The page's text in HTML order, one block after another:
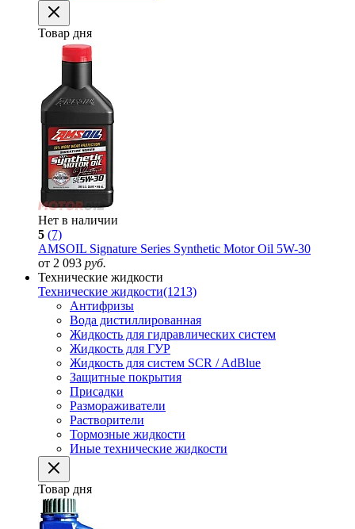
Товар дня
Нет в наличии
5 (7)
AMSOIL Signature Series Synthetic Motor Oil 5W-30
от 2 093 руб.
Технические жидкости
Технические жидкости(1213)
Антифризы
Вода дистиллированная
Жидкость для гидравлических систем
Жидкость для ГУР
Жидкость для систем SCR / AdBlue
Защитные покрытия
Присадки
Размораживатели
Растворители
Тормозные жидкости
Иные технические жидкости
Товар дня